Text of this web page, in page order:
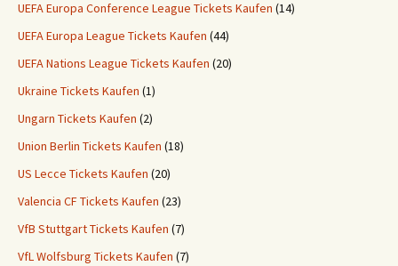
UEFA Europa Conference League Tickets Kaufen (14)
UEFA Europa League Tickets Kaufen (44)
UEFA Nations League Tickets Kaufen (20)
Ukraine Tickets Kaufen (1)
Ungarn Tickets Kaufen (2)
Union Berlin Tickets Kaufen (18)
US Lecce Tickets Kaufen (20)
Valencia CF Tickets Kaufen (23)
VfB Stuttgart Tickets Kaufen (7)
VfL Wolfsburg Tickets Kaufen (7)